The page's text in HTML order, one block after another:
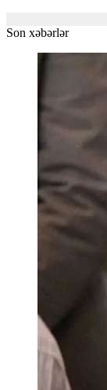
Son xəbərlər